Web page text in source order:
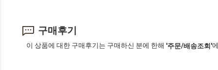
구매후기
이 상품에 대한 구매후기는 구매하신 분에 한해 '주문/배송조회'